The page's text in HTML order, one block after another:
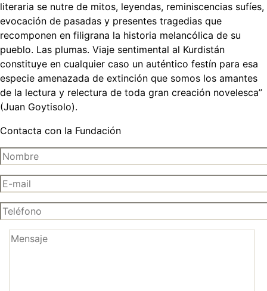
literaria se nutre de mitos, leyendas, reminiscencias sufíes,
evocación de pasadas y presentes tragedias que
recomponen en filigrana la historia melancólica de su
pueblo. Las plumas. Viaje sentimental al Kurdistán
constituye en cualquier caso un auténtico festín para esa
especie amenazada de extinción que somos los amantes
de la lectura y relectura de toda gran creación novelesca”
(Juan Goytisolo).
Contacta con la Fundación